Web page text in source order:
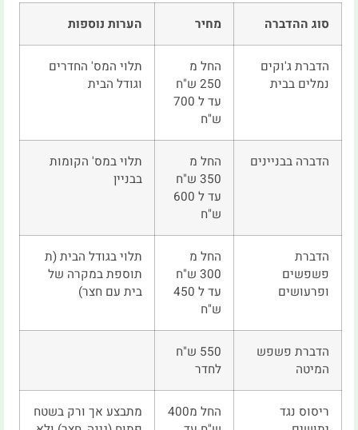
סוג ההדברה מחיר הערות נוספות
הדברת ג'וקים
נמלים בבית
החל מ
250 ש"ח
עד ל 700
ש"ח
תלוי המס' החדרים
וגודל הבית
הדברה בבניינים
החל מ
350 ש"ח
עד ל 600
ש"ח
תלוי במס' הקומות
בבניין
הדברת
פשפשים
ופרעושים
החל מ
300 ש"ח
עד ל 450
ש"ח
תלוי בגודל הבית (ת
תוספת במקרה של
בית עם חצר)
הדברת פשפש
המיטה
550 ש"ח
לחדר
ריסוס נגד
החל מ400
מתבצע אך ורק בשטח